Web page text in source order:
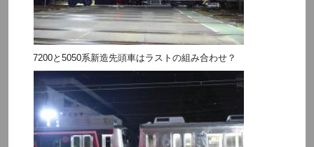
7200と5050系新造先頭車はラストの組み合わせ？